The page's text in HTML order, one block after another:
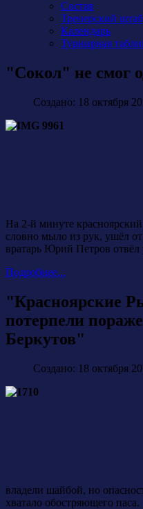
Состав
Тренерский штаб
Календарь
Турнирная
"Сокол" не смог
Создано: 18 октября
На 2-й минуте
словно мыло из рук, ушёл
вратарь Юрий Петров отвёл
Подробнее...
"Красноярские
потерпели
Беркутов"
Создано: 18 октября
владели шайбой, но
хватало обостряющего паса.